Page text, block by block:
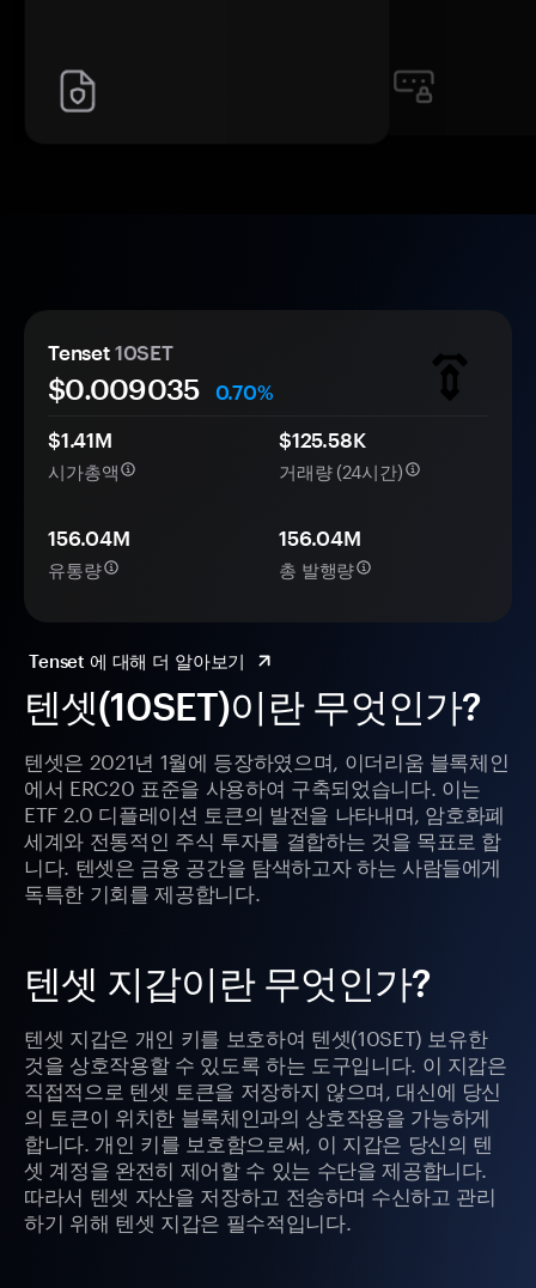
텐셋(10SET)이란 무엇인가?
텐셋은 2021년 1월에 등장하였으며, 이더리움 블록체인
에서 ERC20 표준을 사용하여 구축되었습니다. 이는
ETF 2.0 디플레이션 토큰의 발전을 나타내며, 암호화폐
세계와 전통적인 주식 투자를 결합하는 것을 목표로 합
니다. 텐셋은 금융 공간을 탐색하고자 하는 사람들에게
독특한 기회를 제공합니다.
텐셋 지갑이란 무엇인가?
텐셋 지갑은 개인 키를 보호하여 텐셋(10SET) 보유한
것을 상호작용할 수 있도록 하는 도구입니다. 이 지갑은
직접적으로 텐셋 토큰을 저장하지 않으며, 대신에 당신
의 토큰이 위치한 블록체인과의 상호작용을 가능하게
합니다. 개인 키를 보호함으로써, 이 지갑은 당신의 텐
셋 계정을 완전히 제어할 수 있는 수단을 제공합니다.
따라서 텐셋 자산을 저장하고 전송하며 수신하고 관리
하기 위해 텐셋 지갑은 필수적입니다.
Tenset 10SET
$0.009035
0.70%
$1.41M
시가총액
$125.58K
거래량 (24시간)
156.04M
유통량
156.04M
총 발행량
Tenset 에 대해 더 알아보기